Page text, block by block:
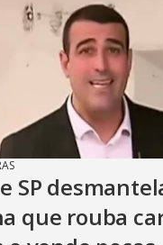
SP
que rouba